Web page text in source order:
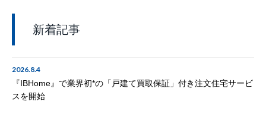
新着記事
2026.8.4
『IBHome』で業界初*の「戸建て買取保証」付き注文住宅サービ
スを開始